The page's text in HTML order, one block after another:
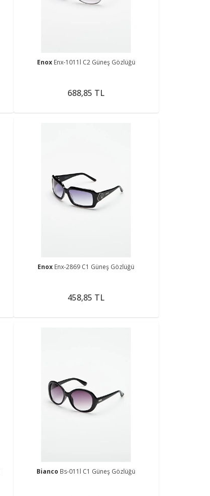
Enox Enx-1011l C2 Güneş Gözlüğü
688,85 TL
Enox Enx-2869 C1 Güneş Gözlüğü
458,85 TL
Bianco Bs-011l C1 Güneş Gözlüğü